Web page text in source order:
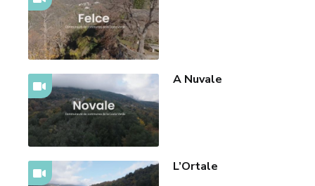
A Nuvale
L’Ortale